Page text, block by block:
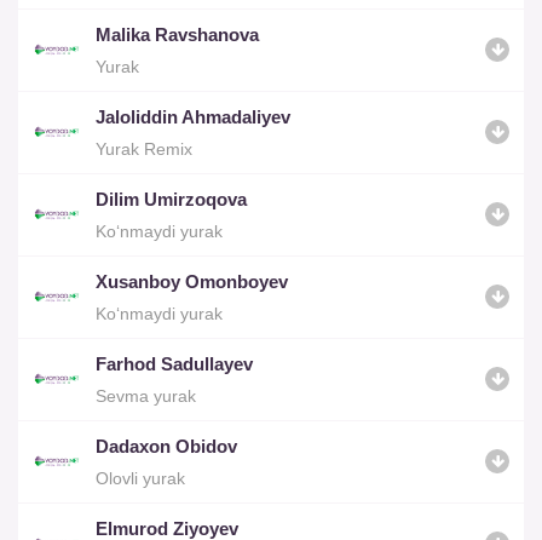
Malika Ravshanova
Yurak
Jaloliddin Ahmadaliyev
Yurak Remix
Dilim Umirzoqova
Ko‘nmaydi yurak
Xusanboy Omonboyev
Ko‘nmaydi yurak
Farhod Sadullayev
Sevma yurak
Dadaxon Obidov
Olovli yurak
Elmurod Ziyoyev